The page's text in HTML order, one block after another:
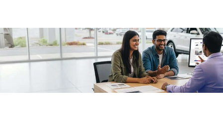
/fragments/plp-details